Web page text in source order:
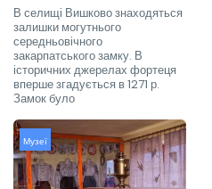
В селищі Вишково знаходяться
залишки могутнього
середньовічного
закарпатського замку. В
історичних джерелах фортеця
вперше згадується в 1271 р.
Замок було
Музеї